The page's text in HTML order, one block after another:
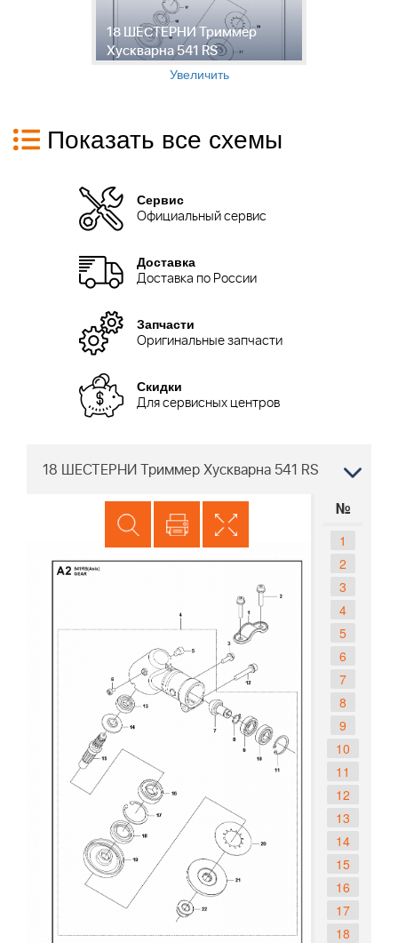
18 ШЕСТЕРНИ Триммер
Хускварна 541 RS
Увеличить
Показать все схемы
Сервис
Официальный сервис
Доставка
Доставка по России
Запчасти
Оригинальные запчасти
Скидки
Для сервисных центров
18 ШЕСТЕРНИ Триммер Хускварна 541 RS
№
1
2
3
4
5
6
7
8
9
10
11
12
13
14
15
16
17
18